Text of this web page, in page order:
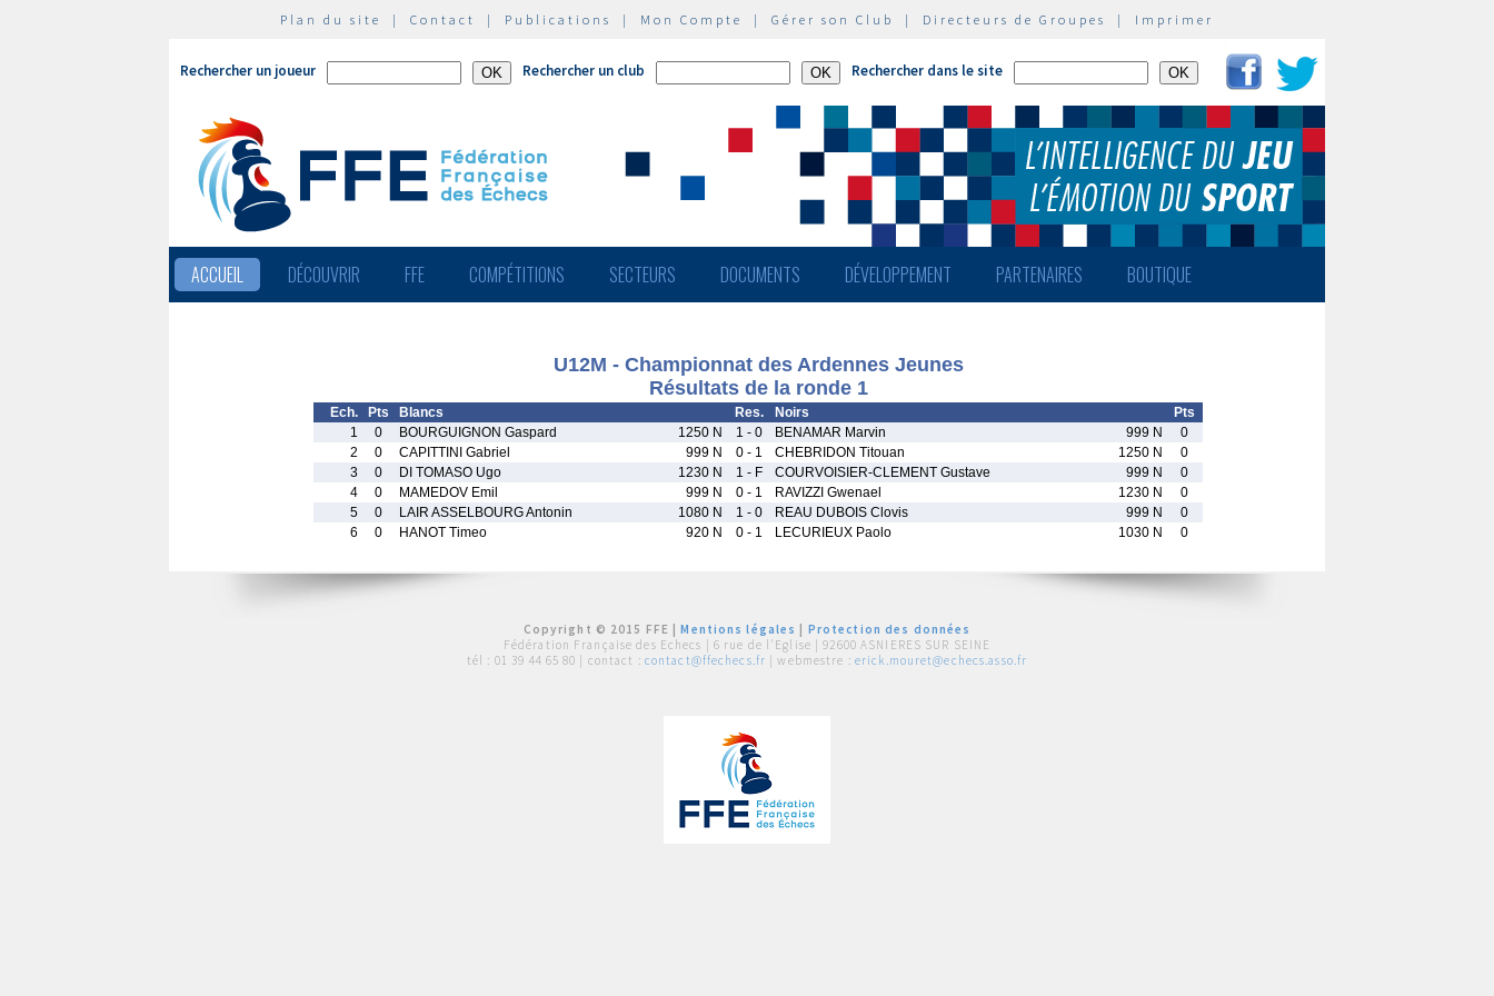
Plan du site | Contact | Publications | Mon Compte | Gérer son Club | Directeurs de Groupes | Imprimer
Rechercher un joueur Rechercher un club Rechercher dans le site
ACCUEIL DÉCOUVRIR FFE COMPÉTITIONS SECTEURS DOCUMENTS DÉVELOPPEMENT PARTENAIRES BOUTIQUE
U12M - Championnat des Ardennes Jeunes
Résultats de la ronde 1
Ech. Pts Blancs Res. Noirs
Pts
1
0 BOURGUIGNON Gaspard 1250 N 1 - 0 BENAMAR Marvin 999 N
0
2
0 CAPITTINI Gabriel 999 N 0 - 1 CHEBRIDON Titouan 1250 N
0
3
0 DI TOMASO Ugo 1230 N 1 - F COURVOISIER-CLEMENT Gustave 999 N
0
4
0 MAMEDOV Emil 999 N 0 - 1 RAVIZZI Gwenael 1230 N
0
5
0 LAIR ASSELBOURG Antonin 1080 N 1 - 0 REAU DUBOIS Clovis 999 N
0
6
0 HANOT Timeo 920 N 0 - 1 LECURIEUX Paolo 1030 N 0
Copyright © 2015 FFE |Mentions légales
Protection des données
Fédération Française des Echecs | 6 rue de l'Eglise | 92600 ASNIERES SUR SEINE
tél : 01 39 44 65 80 | contact : contact@ffechecs.fr | webmestre : erick.mouret@echecs.asso.fr